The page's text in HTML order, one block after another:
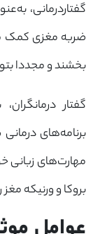
گفتاردرمانی،
ضربه مغزی کمک
بخشند و مجددا
گفتار
برنامه‌های
مهارت‌های زبانی
بروکا و ورنیکه